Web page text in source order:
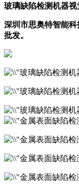
玻璃缺陷检测机器视
深圳市思奥特智能
批发。